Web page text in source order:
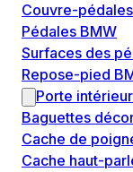
Couvre-
Pédales BMW
Surfaces des
Repose-pied
Porte
Baguettes
Cache de
Cache haut-